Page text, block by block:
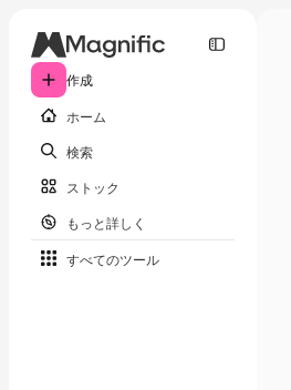
作成
ホーム
検索
ストック
もっと詳しく
すべてのツール